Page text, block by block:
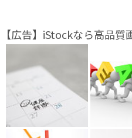
【広告】iStockなら高品